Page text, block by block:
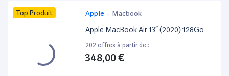
Top Produit Apple - Macbook
Apple MacBook Air 13” (2020) 128Go
202 offres à partir de :
348,00 €